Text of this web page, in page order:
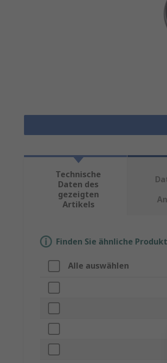
Technische
Daten des
gezeigten
Artikels
Finden Sie ähnliche
Alle auswählen